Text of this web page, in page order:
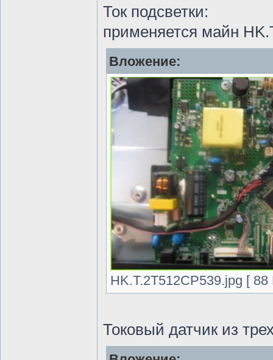
Ток подсветки:
применяется майн
Вложение:
HK.T.2T512CP539.jpg [
Токовый датчик из